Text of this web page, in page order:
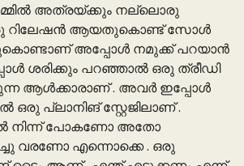
അത്രയ്ക്കും നല്ലൊരു
റിലേഷൻ ആയതുകൊണ്ട് സോൾ
അപ്പോൾ നമുക്ക് പറയാൻ
ശരിക്കും പറഞ്ഞാൽ ഒരു ത്രീഡി
ആൾക്കാരാണ് . അവർ ഇപ്പോൾ
ഒരു പ്ലാനിങ് സ്റ്റേജിലാണ് .
നിന്ന് പോകണോ അതോ
വരണോ എന്നൊക്കെ . ഒരു